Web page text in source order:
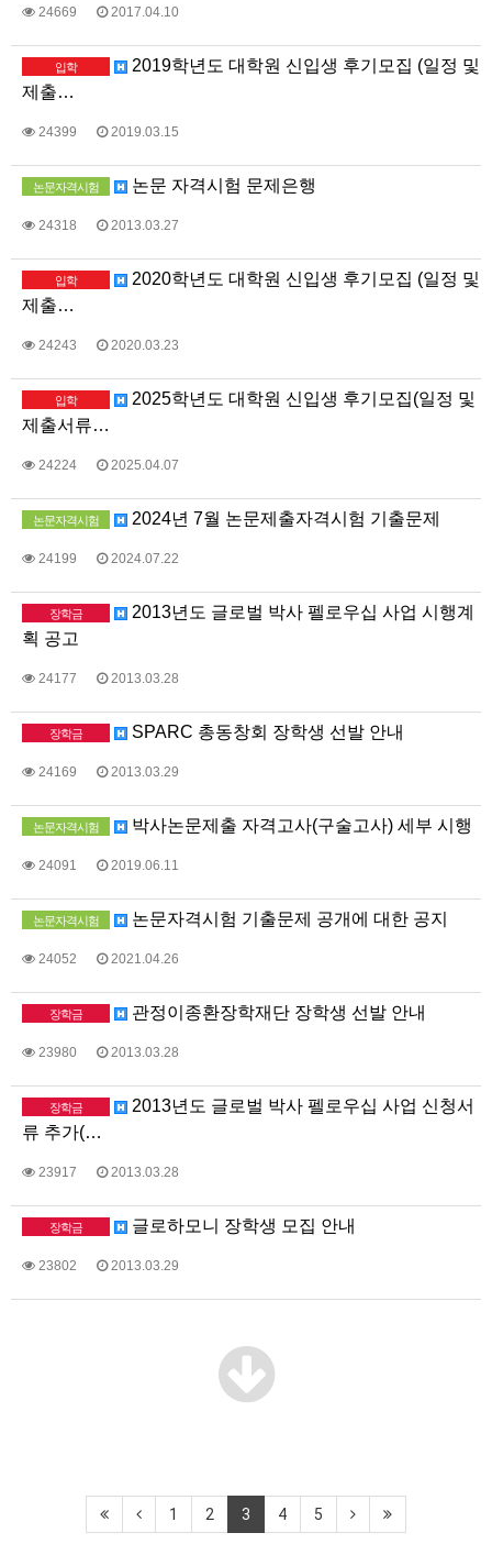
24669 2017.04.10
입학
2019학년도 대학원 신입생 후기모집 (일정 및
제출…
24399 2019.03.15
논문자격시험 논문 자격시험 문제은행
24318 2013.03.27
입학
2020학년도 대학원 신입생 후기모집 (일정 및
제출…
24243 2020.03.23
입학
2025학년도 대학원 신입생 후기모집(일정 및
제출서류…
24224 2025.04.07
논문자격시험 2024년 7월 논문제출자격시험 기출문제
24199 2024.07.22
장학금
2013년도 글로벌 박사 펠로우십 사업 시행계
획 공고
24177 2013.03.28
장학금 SPARC 총동창회 장학생 선발 안내
24169 2013.03.29
논문자격시험 박사논문제출 자격고사(구술고사) 세부 시행
24091 2019.06.11
논문자격시험 논문자격시험 기출문제 공개에 대한 공지
24052 2021.04.26
장학금 관정이종환장학재단 장학생 선발 안내
23980 2013.03.28
장학금
2013년도 글로벌 박사 펠로우십 사업 신청서
류 추가(…
23917 2013.03.28
장학금 글로하모니 장학생 모집 안내
23802 2013.03.29
1 2 3 4 5